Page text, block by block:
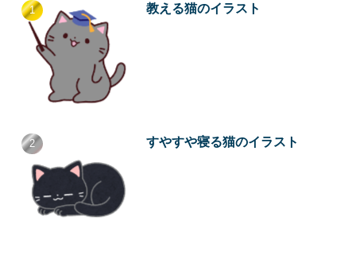
教える猫のイラスト
すやすや寝る猫のイラスト